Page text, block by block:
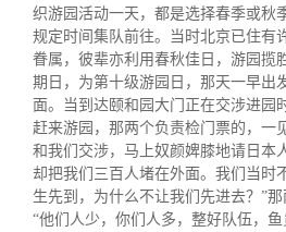
织游园活动一天，都是选择春季或秋
规定时间集队前往。当时北京已住有
眷属，彼辈亦利用春秋佳日，游园揽
期日，为第十级游园日，那天一早出
面。当到达颐和园大门正在交涉进园
赶来游园，那两个负责检门票的，一
和我们交涉，马上奴颜婢膝地请日本
却把我们三百人堵在外面。我们当时
生先到，为什么不让我们先进去？”那
“他们人少，你们人多，整好队伍，